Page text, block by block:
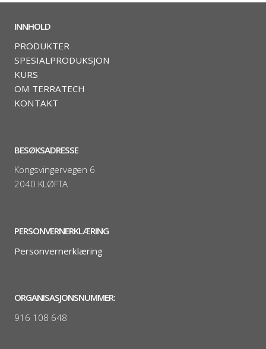
INNHOLD
PRODUKTER
SPESIALPRODUKSJON
KURS
OM TERRATECH
KONTAKT
BESØKSADRESSE
Kongsvingervegen 6
2040 KLØFTA
PERSONVERNERKLÆRING
Personvernerklæring
ORGANISASJONSNUMMER:
916 108 648